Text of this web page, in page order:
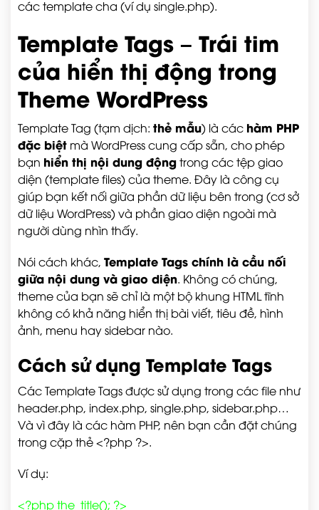
các template cha (ví dụ single.php).
Template Tags – Trái tim
của hiển thị động trong
Theme WordPress
Template Tag (tạm dịch: thẻ mẫu) là các hàm PHP
đặc biệt mà WordPress cung cấp sẵn, cho phép
bạn hiển thị nội dung độngtrong các tệp giao
diện (template files) của theme. Đây là công cụ
giúp bạn kết nối giữa phần dữ liệu bên trong (cơ sở
dữ liệu WordPress) và phần giao diện ngoài mà
người dùng nhìn thấy.
Nói cách khác, Template Tags chính là cầu nối
giữa nội dung và giao diện. Không có chúng,
theme của bạn sẽ chỉ là một bộ khung HTML tĩnh
không có khả năng hiển thị bài viết, tiêu đề, hình
ảnh, menu hay sidebar nào.
Cách sử dụng Template Tags
Các Template Tags được sử dụng trong các file như
header.php, index.php, single.php, sidebar.php…
Và vì đây là các hàm PHP, nên bạn cần đặt chúng
trong cặp thẻ<?php ?>.
Ví dụ:
<?php the_title(); ?>